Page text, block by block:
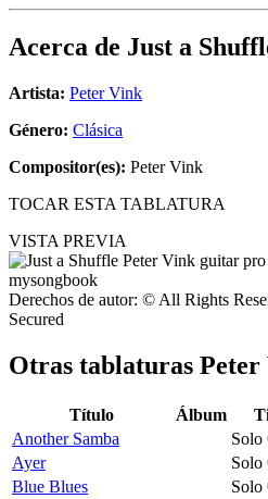
Acerca de Just a
Artista: Peter Vink
Género: Clásica
Compositor(es): Peter Vink
TOCAR ESTA TABLATURA
VISTA PREVIA
Derechos de autor: © All Rights
Secured
Otras tablaturas
Título Álbum
Another Samba
Solo
Ayer
Solo
Blue Blues
Solo